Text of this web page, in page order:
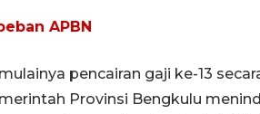
APBN
pencairan gaji ke-13
Provinsi Bengkulu